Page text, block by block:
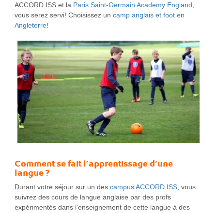
ACCORD ISS et la Paris Saint-Germain Academy England
vous serez servi! Choisissez un camp anglais et foot en
Angleterre!
Comment se fait l’apprentissage d’une
langue ?
Durant votre séjour sur un des campus ACCORD ISS, vous
suivrez des cours de langue anglaise par des profs
expérimentés dans l’enseignement de cette langue à des